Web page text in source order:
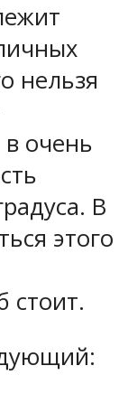
нельзя
очень
В
этого
стоит.